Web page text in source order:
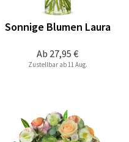
Ab 27,95 €
Sonnige Blumen Laura
Zustellbar ab 11 Aug.